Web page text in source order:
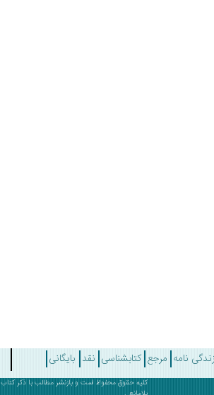
زندگی نامه مرجع کتابشناسی نقد بایگانی
کلیه حقوق محفوظ است و بازنشر مطالب با ذکر کتاب